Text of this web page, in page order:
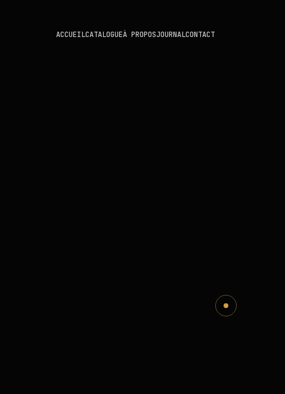
ACCUEILCATALOGUEÀ PROPOSJOURNALCONTACT